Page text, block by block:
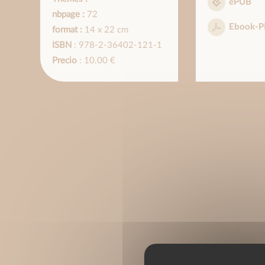
nbpage :72
format :14 x 22 cm
ISBN : 978-2-36402-121-1
Precio: 10.00 €
ePUB
Ebook-